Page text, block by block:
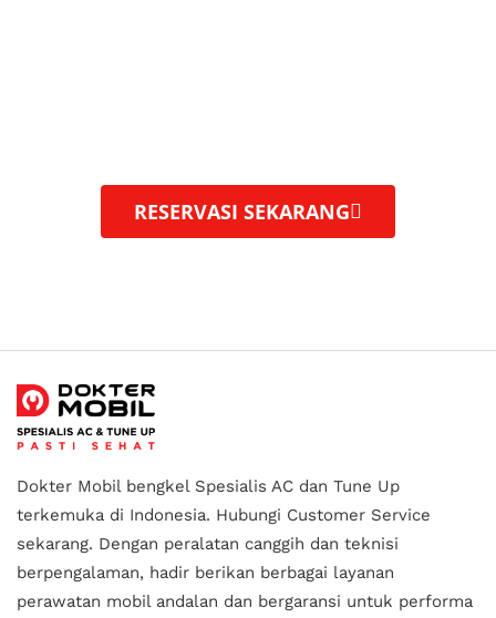
RESERVASI SEKARANG
Dokter Mobil bengkel Spesialis AC dan Tune Up
terkemuka di Indonesia. Hubungi Customer Service
sekarang. Dengan peralatan canggih dan teknisi
berpengalaman, hadir berikan berbagai layanan
perawatan mobil andalan dan bergaransi untuk performa